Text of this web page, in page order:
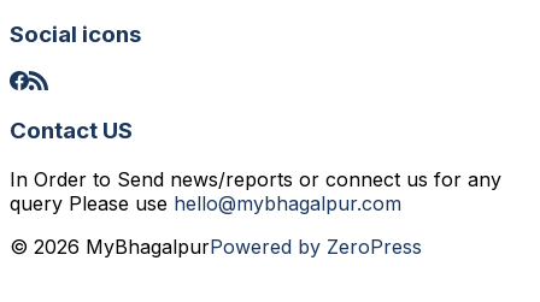
Social icons
Contact US
In Order to Send news/reports or connect us for any
query Please use hello@mybhagalpur.com
© 2026 MyBhagalpurPowered by ZeroPress